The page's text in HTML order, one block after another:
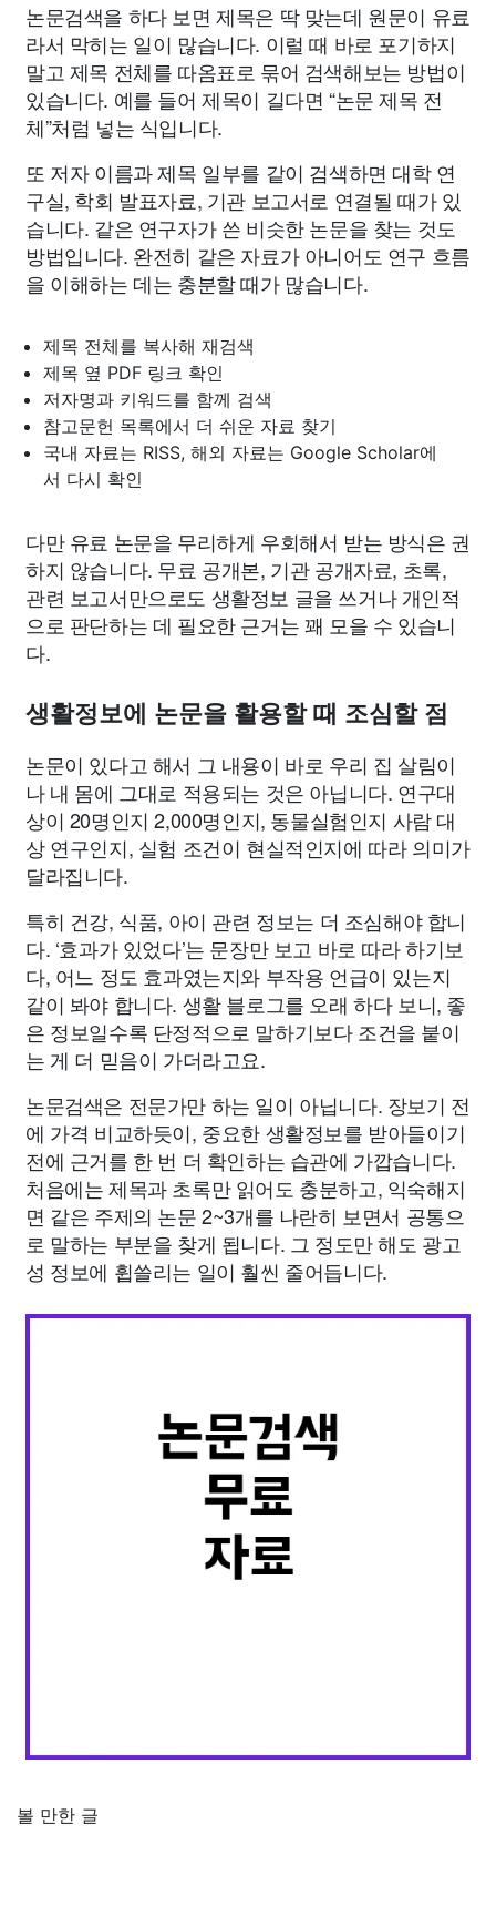
논문검색을 하다 보면 제목은 딱 맞는데 원문이 유료
라서 막히는 일이 많습니다. 이럴 때 바로 포기하지
말고 제목 전체를 따옴표로 묶어 검색해보는 방법이
있습니다. 예를 들어 제목이 길다면 “논문 제목 전
체”처럼 넣는 식입니다.
또 저자 이름과 제목 일부를 같이 검색하면 대학 연
구실, 학회 발표자료, 기관 보고서로 연결될 때가 있
습니다. 같은 연구자가 쓴 비슷한 논문을 찾는 것도
방법입니다. 완전히 같은 자료가 아니어도 연구 흐름
을 이해하는 데는 충분할 때가 많습니다.
제목 전체를 복사해 재검색
제목 옆 PDF 링크 확인
저자명과 키워드를 함께 검색
참고문헌 목록에서 더 쉬운 자료 찾기
국내 자료는 RISS, 해외 자료는 Google Scholar에
서 다시 확인
다만 유료 논문을 무리하게 우회해서 받는 방식은 권
하지 않습니다. 무료 공개본, 기관 공개자료, 초록,
관련 보고서만으로도 생활정보 글을 쓰거나 개인적
으로 판단하는 데 필요한 근거는 꽤 모을 수 있습니
다.
생활정보에 논문을 활용할 때 조심할 점
논문이 있다고 해서 그 내용이 바로 우리 집 살림이
나 내 몸에 그대로 적용되는 것은 아닙니다. 연구대
상이 20명인지 2,000명인지, 동물실험인지 사람 대
상 연구인지, 실험 조건이 현실적인지에 따라 의미가
달라집니다.
특히 건강, 식품, 아이 관련 정보는 더 조심해야 합니
다. ‘효과가 있었다’는 문장만 보고 바로 따라 하기보
다, 어느 정도 효과였는지와 부작용 언급이 있는지
같이 봐야 합니다. 생활 블로그를 오래 하다 보니, 좋
은 정보일수록 단정적으로 말하기보다 조건을 붙이
는 게 더 믿음이 가더라고요.
논문검색은 전문가만 하는 일이 아닙니다. 장보기 전
에 가격 비교하듯이, 중요한 생활정보를 받아들이기
전에 근거를 한 번 더 확인하는 습관에 가깝습니다.
처음에는 제목과 초록만 읽어도 충분하고, 익숙해지
면 같은 주제의 논문 2~3개를 나란히 보면서 공통으
로 말하는 부분을 찾게 됩니다. 그 정도만 해도 광고
성 정보에 휩쓸리는 일이 훨씬 줄어듭니다.
볼 만한 글